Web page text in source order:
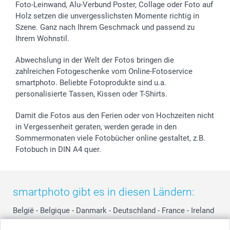
Sticker & Etiketten
Geschenk-Gutscheine (PDF)
Presse
Partnerprogramme
Investor Relations
Widerrufsrecht
Kommunion & Konfirmation
Hochzeit
Geburtstag
Zu allen Anlässen
48h Lieferung
Zahlungsmöglichkeiten
Anmelden /Registrieren
Status der Bestellung
smartfriends
smartgarantie
smartbonus
Foto-Leinwand, Alu-Verbund Poster, Collage oder Foto auf
Holz setzen die unvergesslichsten Momente richtig in
Szene. Ganz nach Ihrem Geschmack und passend zu
Ihrem Wohnstil.
Abwechslung in der Welt der Fotos bringen die
zahlreichen Fotogeschenke vom Online-Fotoservice
smartphoto. Beliebte Fotoprodukte sind u.a.
personalisierte Tassen, Kissen oder T-Shirts.
Damit die Fotos aus den Ferien oder von Hochzeiten nicht
in Vergessenheit geraten, werden gerade in den
Sommermonaten viele Fotobücher online gestaltet, z.B.
Fotobuch in DIN A4 quer.
smartphoto gibt es in diesen Ländern:
België - Belgique - Danmark - Deutschland - France - Ireland